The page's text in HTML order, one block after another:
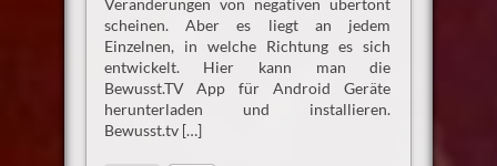
scheinen. Aber es liegt an jedem
Einzelnen, in welche Richtung es sich
entwickelt. Hier kann man die
Bewusst.TV App für Android Geräte
herunterladen und installieren.
Bewusst.tv […]